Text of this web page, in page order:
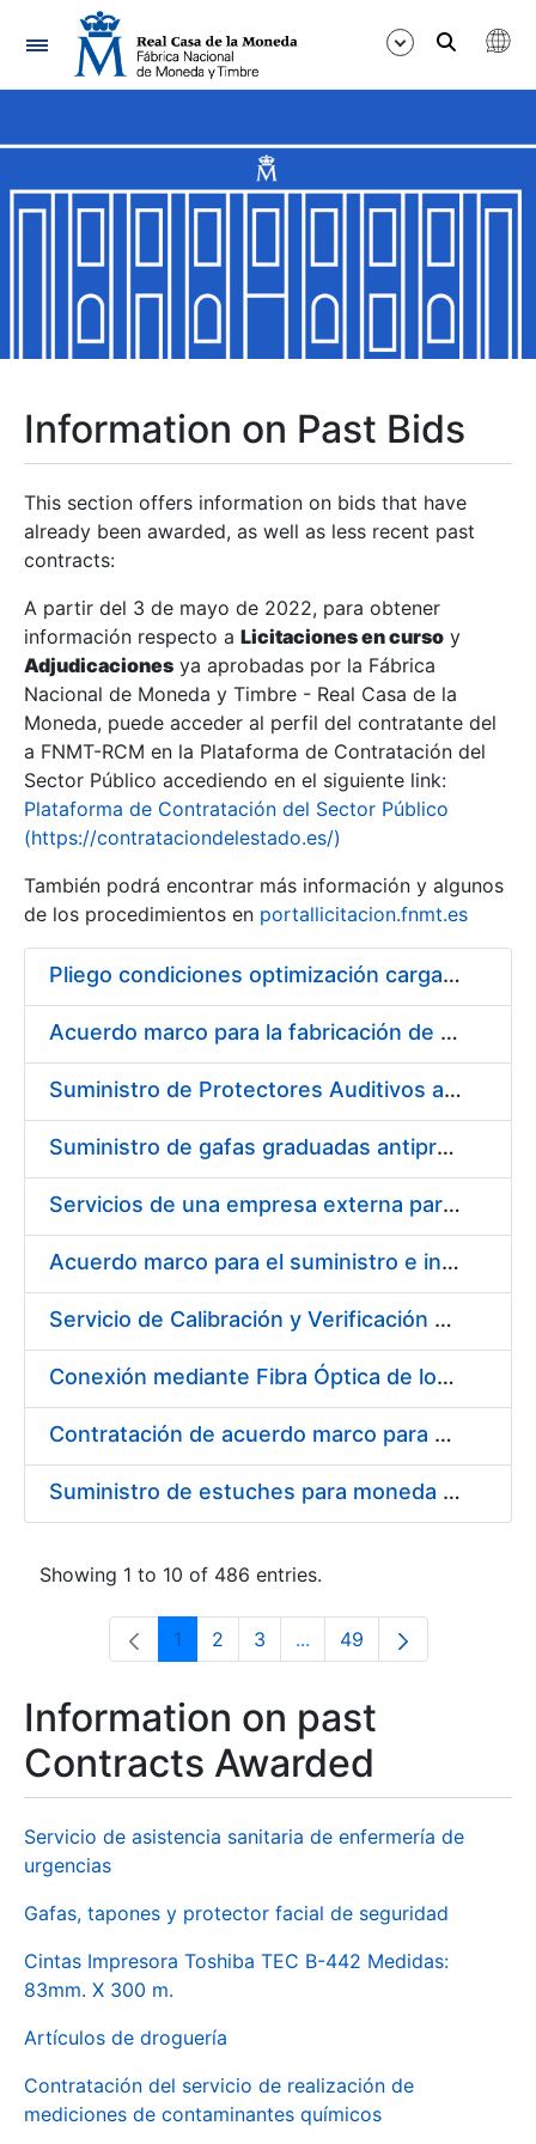
Navigation
Show/Hide
Show/Hide
Show/Hide
Show/Hide
Show/Hide
Show/Hide
Information on Past Bids
This section offers information on bids that have
already been awarded, as well as less recent past
contracts:
A partir del 3 de mayo de 2022, para obtener
información respecto a Licitaciones en curso y
Adjudicaciones ya aprobadas por la Fábrica
Nacional de Moneda y Timbre - Real Casa de la
Moneda, puede acceder al perfil del contratante del
a FNMT-RCM en la Plataforma de Contratación del
Sector Público accediendo en el siguiente link:
Plataforma de Contratación del Sector Público
(https://contrataciondelestado.es/)
También podrá encontrar más información y algunos
de los procedimientos en portallicitacion.fnmt.es
Pliego condiciones optimización cargas compras firmado
Acuerdo marco para la fabricación de piezas
Suministro de Protectores Auditivos a medida para las personas trabajadoras de los Centros de Trabajo de Madrid y Burgos
Suministro de gafas graduadas antiproyecciones para los trabajadores de la FNMT-RCM en los centros de trabajo de Madrid y Burgos
Servicios de una empresa externa para el asesoramiento y resolución de los recursos de alzada que se presentan relacionados con procesos de selección para la FNMT-RCM
Acuerdo marco para el suministro e instalación de persianas, estores y otros complementos
Servicio de Calibración y Verificación Externa de los Equipos de Medición del Servicio de Prevención de la FNMT-RCM
Conexión mediante Fibra Óptica de los Centros de Proceso de Datos (CPDs) de las sedes de la FNMT-RCM de Burgos y Madrid
Contratación de acuerdo marco para el Suministro de Material de Electricidad para la Fábrica Nacional de Moneda y Timbre-Real Casa de la Moneda en su centro de trabajo de Burgos
Suministro de estuches para moneda de 30 €
Showing 1 to 10 of 486 entries.
Page
1 Page
2 Page
3 ...Intermediate Pages Use
Page
49
Information on past
Contracts Awarded
Servicio de asistencia sanitaria de enfermería de
urgencias
Gafas, tapones y protector facial de seguridad
Cintas Impresora Toshiba TEC B-442 Medidas:
83mm. X 300 m.
Artículos de droguería
Contratación del servicio de realización de
mediciones de contaminantes químicos